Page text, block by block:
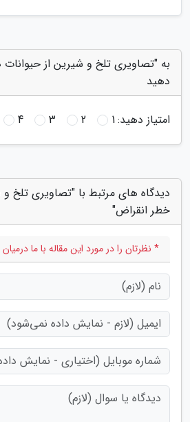
به "تصاویری تلخ و شیرین از حیوانات
دهید
امتیاز دهید:1
2
3
4
دیدگاه های مرتبط با "تصاویری تلخ و
خطر انقراض"
* نظرتان را در مورد این مقاله با ما درمیان